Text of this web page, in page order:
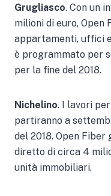
Grugliasco. Con un
milioni di euro, Open
appartamenti, uffici
è programmato per
per la fine del 2018.
Nichelino. I lavori
partiranno a
del 2018. Open
diretto di circa 4
unità immobiliari.